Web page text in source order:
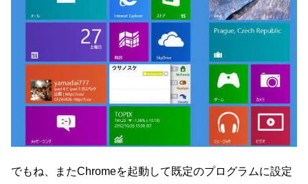
でもね、またChromeを起動して既定のプログラムに設定